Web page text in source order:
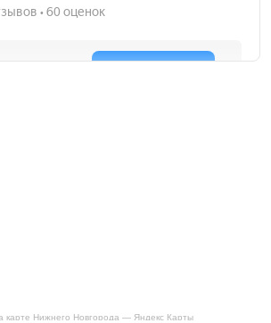
карте Нижнего Новгорода — Яндекс Карты